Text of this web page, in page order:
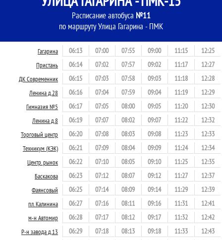
Расписание автобуса №11
по маршруту Улица Гагарина - ПМК
Гагарина 06:13 07:00 07:55 09:00 11:15 12:25
Пристань 06:14 07:02 07:57 09:02 11:17 12:27
ДК Современник 06:15 07:03 07:58 09:03 11:18 12:28
Ленина д.28 06:16 07:04 07:59 09:04 11:19 12:29
Гимназия №5 06:17 07:05 08:00 09:05 11:20 12:30
Ленина д.8 06:19 07:07 08:02 09:07 11:22 12:32
Торговый центр 06:20 07:08 08:03 09:08 11:23 12:33
Техникум (КЭК) 06:21 07:09 08:04 09:09 11:24 12:34
Центр. рынок 06:22 07:10 08:05 09:10 11:25 12:35
Баскакова 06:23 07:12 08:07 09:12 11:27 12:37
Фаянсовый 06:25 07:14 08:09 09:14 11:29 12:39
пл. Калинина 06:27 07:16 08:11 09:16 11:31 12:41
м-н Автомир 06:28 07:17 08:12 09:17 11:32 12:42
Р-н завода д.13 06:29 07:18 08:13 09:18 11:33 12:43